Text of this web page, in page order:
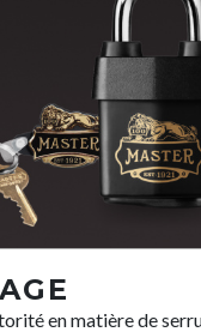
en matière de